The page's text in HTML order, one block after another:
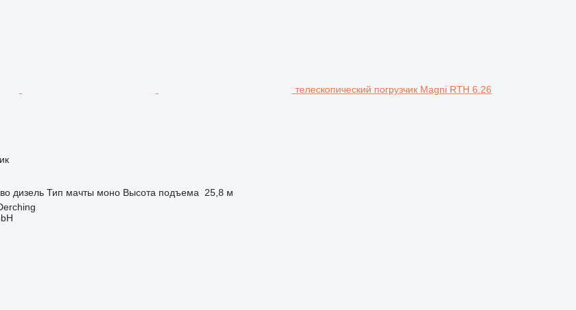
телескопический погрузчик Magni RTH 6.26
дизель Тип мачты моно Высота подъема
25,8 м